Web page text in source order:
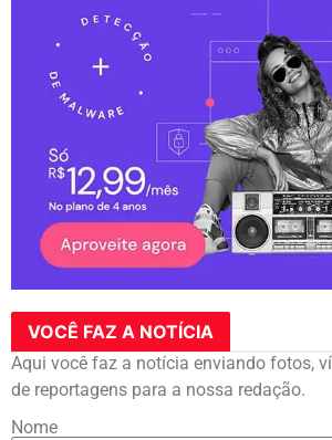
VOCÊ FAZ A NOTÍCIA
Aqui você faz a notícia enviando fotos,
de reportagens para a nossa redação.
Nome